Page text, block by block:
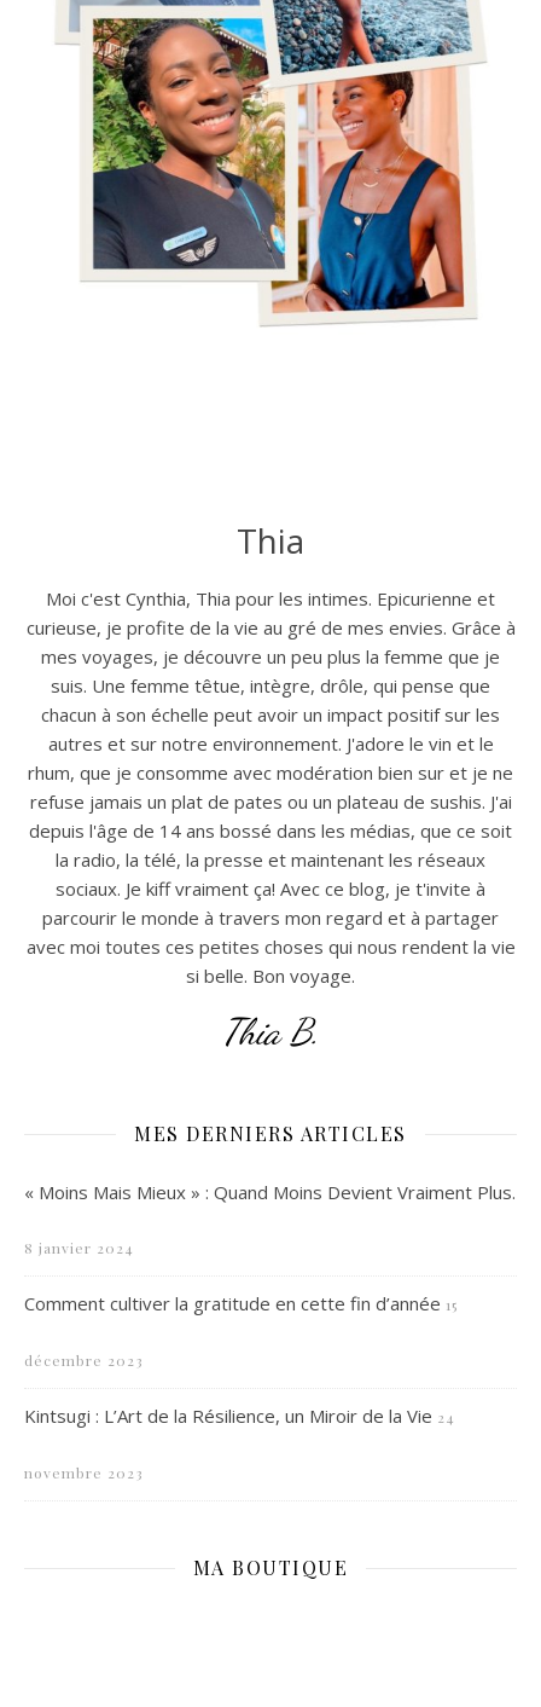
Thia
Moi c'est Cynthia, Thia pour les intimes. Epicurienne et
curieuse, je profite de la vie au gré de mes envies. Grâce à
mes voyages, je découvre un peu plus la femme que je
suis. Une femme têtue, intègre, drôle, qui pense que
chacun à son échelle peut avoir un impact positif sur les
autres et sur notre environnement. J'adore le vin et le
rhum, que je consomme avec modération bien sur et je ne
refuse jamais un plat de pates ou un plateau de sushis. J'ai
depuis l'âge de 14 ans bossé dans les médias, que ce soit
la radio, la télé, la presse et maintenant les réseaux
sociaux. Je kiff vraiment ça! Avec ce blog, je t'invite à
parcourir le monde à travers mon regard et à partager
avec moi toutes ces petites choses qui nous rendent la vie
si belle. Bon voyage.
Thia B.
MES DERNIERS ARTICLES
« Moins Mais Mieux » : Quand Moins Devient Vraiment Plus.
8 janvier 2024
Comment cultiver la gratitude en cette fin d’année 15
décembre 2023
Kintsugi : L’Art de la Résilience, un Miroir de la Vie 24
novembre 2023
MA BOUTIQUE